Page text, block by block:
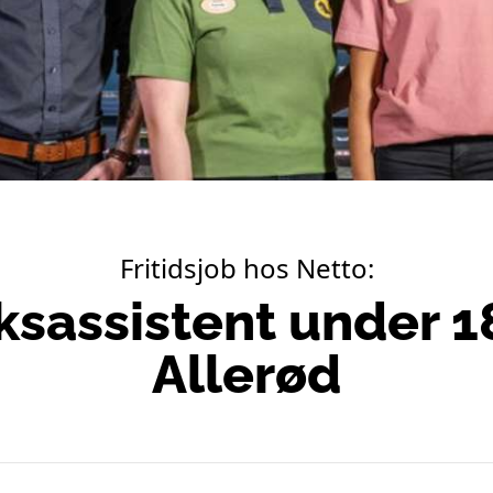
Fritidsjob hos Netto:
under
Allerød